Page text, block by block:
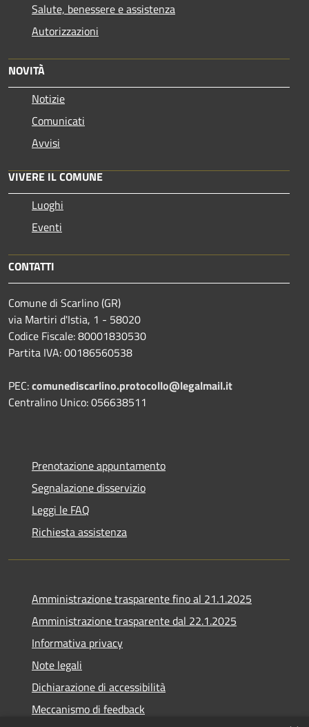
Salute, benessere e assistenza
Autorizzazioni
NOVITÀ
Notizie
Comunicati
Avvisi
VIVERE IL COMUNE
Luoghi
Eventi
CONTATTI
Comune di Scarlino (GR)
via Martiri d'Istia, 1 - 58020
Codice Fiscale: 80001830530
Partita IVA: 00186560538
PEC:comunediscarlino.protocollo@legalmail.it
Centralino Unico: 056638511
Prenotazione appuntamento
Segnalazione disservizio
Leggi le FAQ
Richiesta assistenza
Amministrazione trasparente fino al 21.1.2025
Amministrazione trasparente dal 22.1.2025
Informativa privacy
Note legali
Dichiarazione di accessibilità
Meccanismo di feedback